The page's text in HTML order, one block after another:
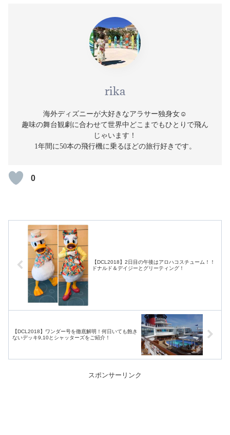
rika
海外ディズニーが大好きなアラサー独身女☺️
趣味の舞台観劇に合わせて世界中どこまでもひとりで飛ん
じゃいます！
1年間に50本の飛行機に乗るほどの旅行好きです。
0
【DCL2018】2日目の午後はアロハコスチューム！！
ドナルド＆デイジーとグリーティング！
【DCL2018】ワンダー号を徹底解明！何日いても飽き
ないデッキ9,10とシャッターズをご紹介！
スポンサーリンク